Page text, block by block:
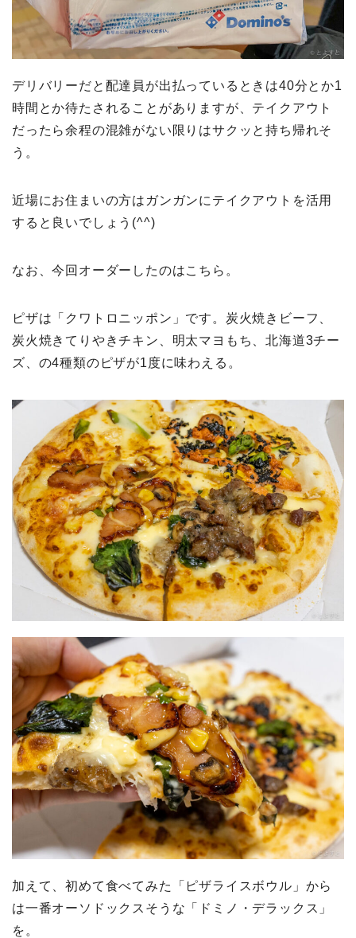
デリバリーだと配達員が出払っているときは40分とか1
時間とか待たされることがありますが、テイクアウト
だったら余程の混雑がない限りはサクッと持ち帰れそ
う。
近場にお住まいの方はガンガンにテイクアウトを活用
すると良いでしょう(^^)
なお、今回オーダーしたのはこちら。
ピザは「クワトロニッポン」です。炭火焼きビーフ、
炭火焼きてりやきチキン、明太マヨもち、北海道3チー
ズ、の4種類のピザが1度に味わえる。
加えて、初めて食べてみた「ピザライスボウル」から
は一番オーソドックスそうな「ドミノ・デラックス」
を。